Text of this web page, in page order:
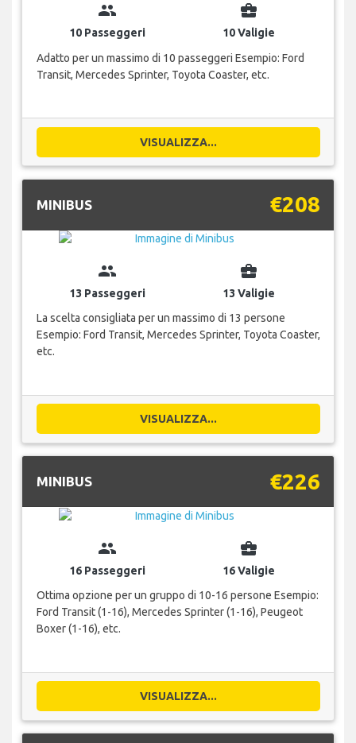
group
10 Passeggeri
business_center
10 Valigie
Adatto per un massimo di 10 passeggeri Esempio: Ford
Transit, Mercedes Sprinter, Toyota Coaster, etc.
VISUALIZZA...
MINIBUS €208
group
13 Passeggeri
business_center
13 Valigie
La scelta consigliata per un massimo di 13 persone
Esempio: Ford Transit, Mercedes Sprinter, Toyota Coaster,
etc.
VISUALIZZA...
MINIBUS €226
group
16 Passeggeri
business_center
16 Valigie
Ottima opzione per un gruppo di 10-16 persone Esempio:
Ford Transit (1-16), Mercedes Sprinter (1-16), Peugeot
Boxer (1-16), etc.
VISUALIZZA...